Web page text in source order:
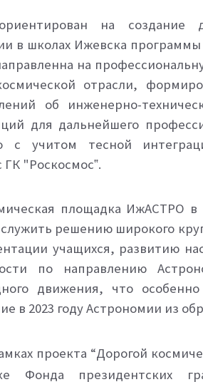
на создание
в школах Ижевска
на
отрасли,
об инженерно-
для дальнейшего
с учитом тесной
ГК "Роскосмос‟.
площадка ИжАСТРО в
решению широкого
учащихся, развитию
по направлению
движения, что
в 2023 году Астрономии из
проекта “Дорогой
Фонда президентских